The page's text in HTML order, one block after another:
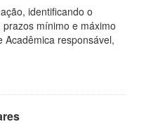
identificando o
mínimo e máximo
Acadêmica responsável,